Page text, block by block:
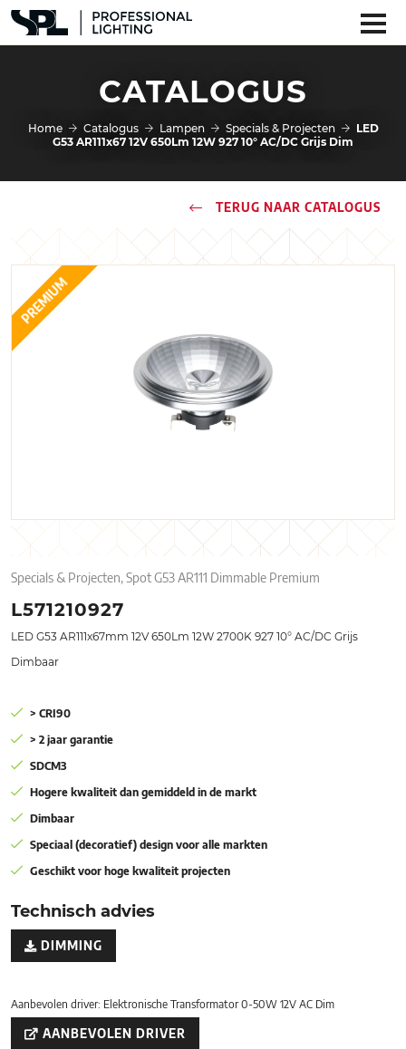
CATALOGUS
Home Catalogus Lampen Specials & Projecten
LED
G53 AR111x67 12V 650Lm 12W 927 10° AC/DC Grijs Dim
TERUG NAAR CATALOGUS
PREMIUM
Specials & Projecten, Spot G53 AR111 Dimmable Premium
L571210927
LED G53 AR111x67mm 12V 650Lm 12W 2700K 927 10° AC/DC Grijs
Dimbaar
> CRI90
> 2 jaar garantie
SDCM3
Hogere kwaliteit dan gemiddeld in de markt
Dimbaar
Speciaal (decoratief) design voor alle markten
Geschikt voor hoge kwaliteit projecten
Technisch advies
DIMMING
Aanbevolen driver: Elektronische Transformator 0-50W 12V AC Dim
AANBEVOLEN DRIVER